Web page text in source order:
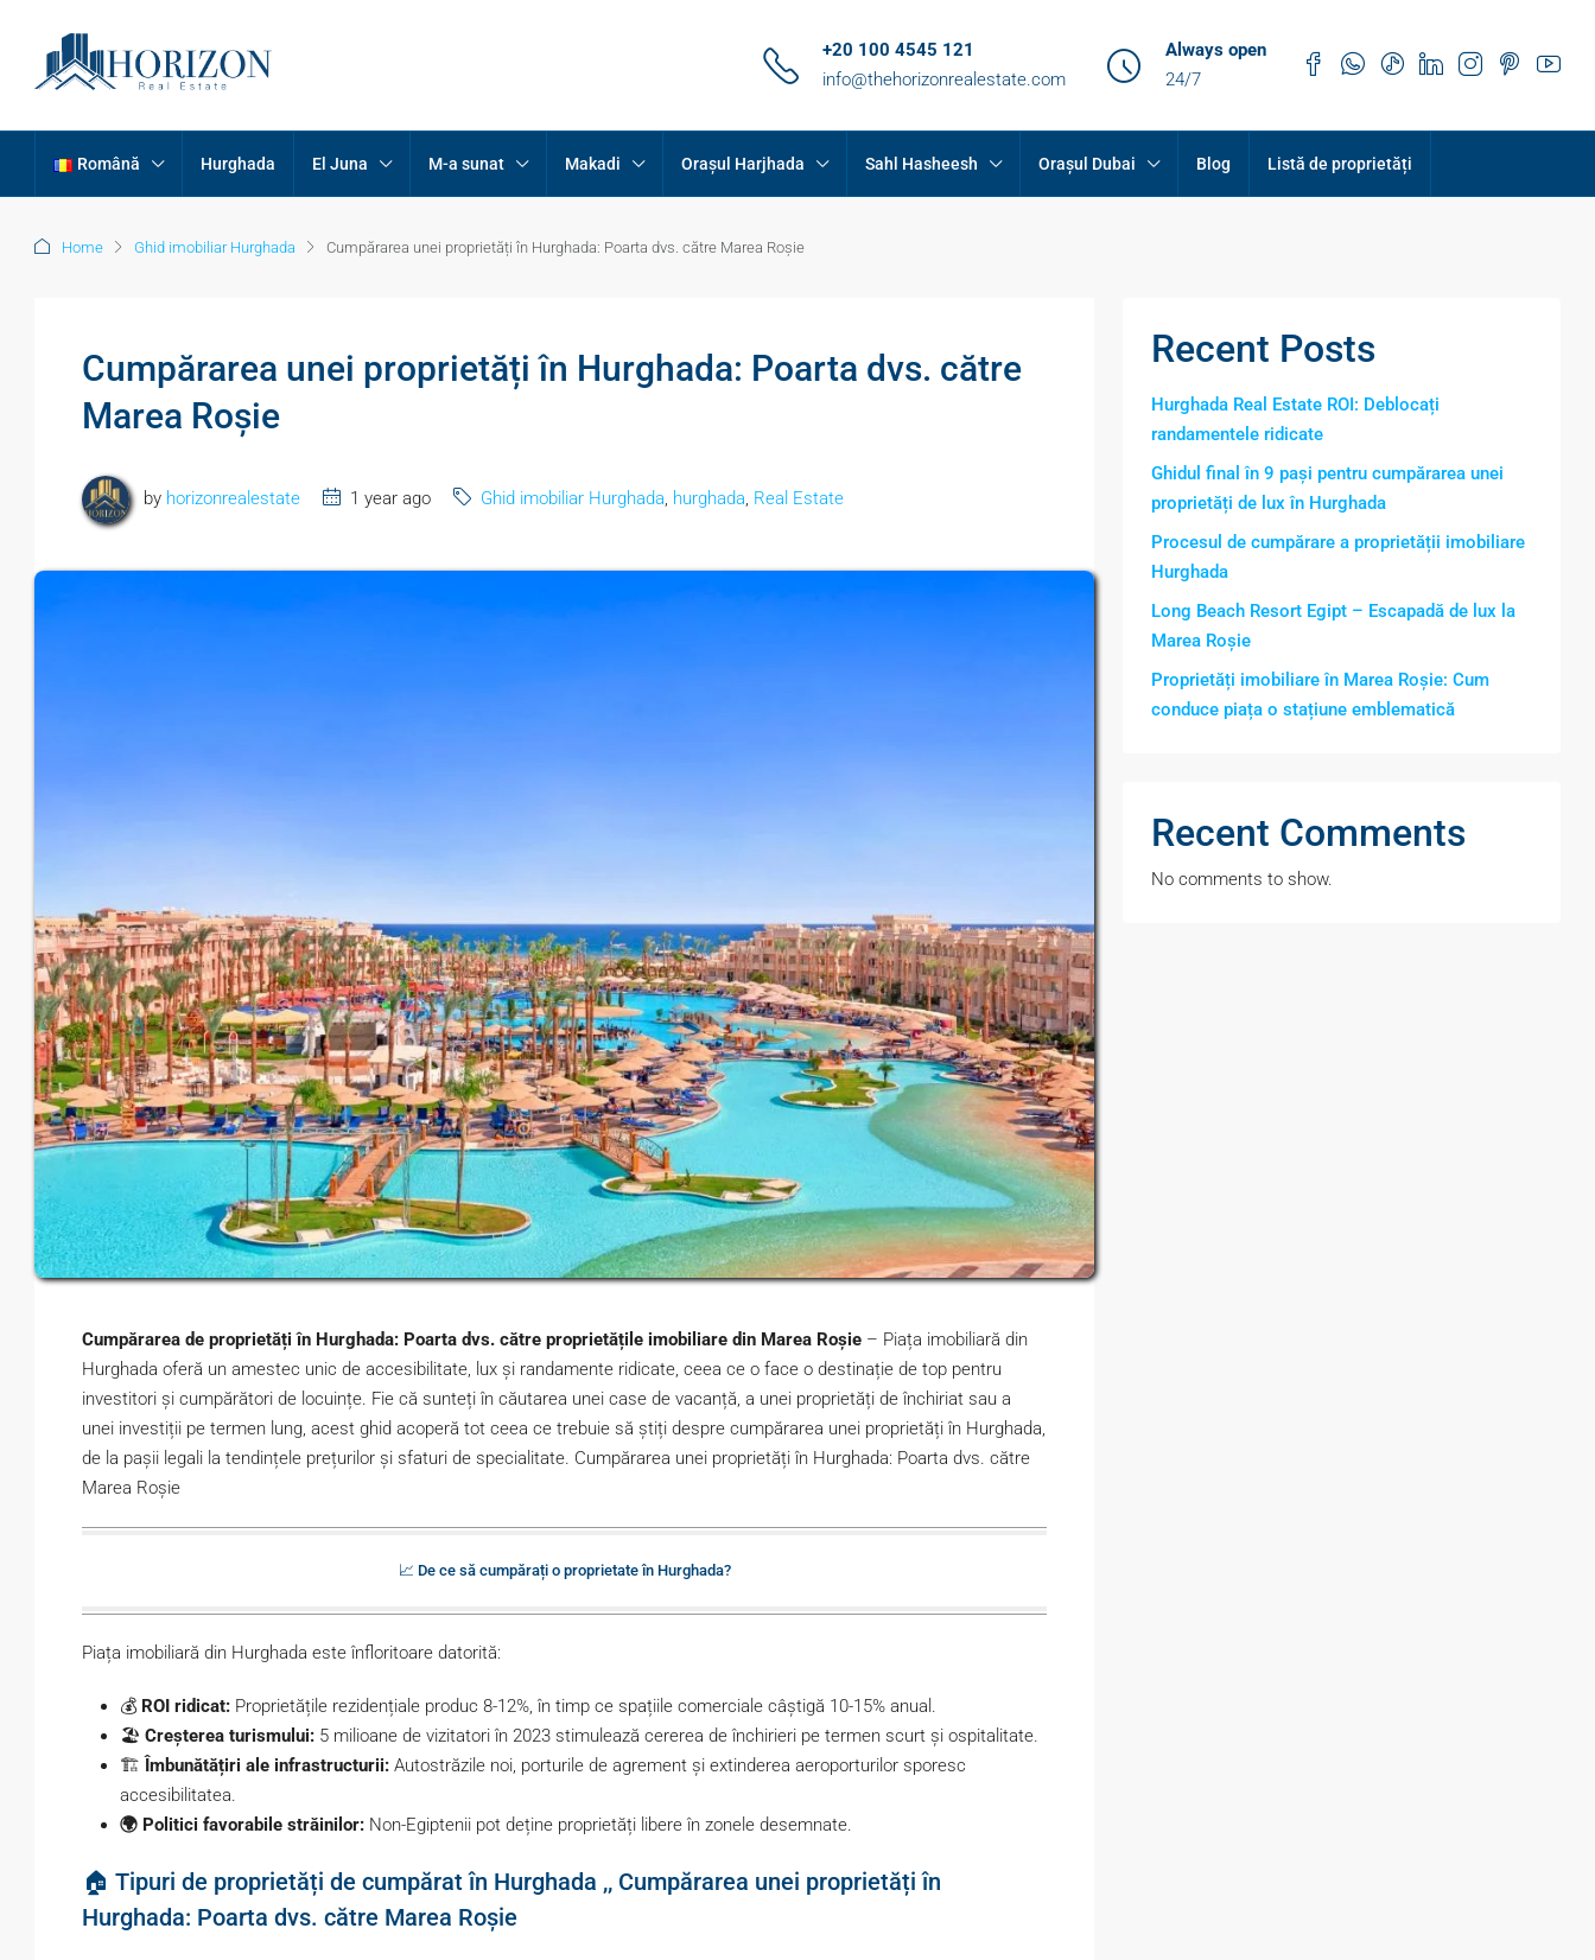
+20 100 4545 121
info@thehorizonrealestate.com
Always open
24/7
Română Hurghada El Juna M-a sunat Makadi Orașul Harjhada Sahl Hasheesh Orașul Dubai Blog Listă de proprietăți
Home Ghid imobiliar Hurghada Cumpărarea unei proprietăți în Hurghada: Poarta dvs. către Marea Roșie
Cumpărarea unei proprietăți în Hurghada: Poarta dvs. către
Marea Roșie
by horizonrealestate 1 year ago Ghid imobiliar Hurghada, hurghada, Real Estate
Cumpărarea de proprietăți în Hurghada: Poarta dvs. către proprietățile imobiliare din Marea Roșie – Piața imobiliară din
Hurghada oferă un amestec unic de accesibilitate, lux și randamente ridicate, ceea ce o face o destinație de top pentru
investitori și cumpărători de locuințe. Fie că sunteți în căutarea unei case de vacanță, a unei proprietăți de închiriat sau a
unei investiții pe termen lung, acest ghid acoperă tot ceea ce trebuie să știți despre cumpărarea unei proprietăți în Hurghada,
de la pașii legali la tendințele prețurilor și sfaturi de specialitate. Cumpărarea unei proprietăți în Hurghada: Poarta dvs. către
Marea Roșie
📈 De ce să cumpărați o proprietate în Hurghada?
Piața imobiliară din Hurghada este înfloritoare datorită:
💰 ROI ridicat: Proprietățile rezidențiale produc 8-12%, în timp ce spațiile comerciale câștigă 10-15% anual.
🏖️ Creșterea turismului: 5 milioane de vizitatori în 2023 stimulează cererea de închirieri pe termen scurt și ospitalitate.
🏗️ Îmbunătățiri ale infrastructurii: Autostrăzile noi, porturile de agrement și extinderea aeroporturilor sporesc
accesibilitatea.
🌍 Politici favorabile străinilor: Non-Egiptenii pot deține proprietăți libere în zonele desemnate.
🏠 Tipuri de proprietăți de cumpărat în Hurghada ,, Cumpărarea unei proprietăți în
Hurghada: Poarta dvs. către Marea Roșie
Recent Posts
Hurghada Real Estate ROI: Deblocați
randamentele ridicate
Ghidul final în 9 pași pentru cumpărarea unei
proprietăți de lux în Hurghada
Procesul de cumpărare a proprietății imobiliare
Hurghada
Long Beach Resort Egipt – Escapadă de lux la
Marea Roșie
Proprietăți imobiliare în Marea Roșie: Cum
conduce piața o stațiune emblematică
Recent Comments
No comments to show.